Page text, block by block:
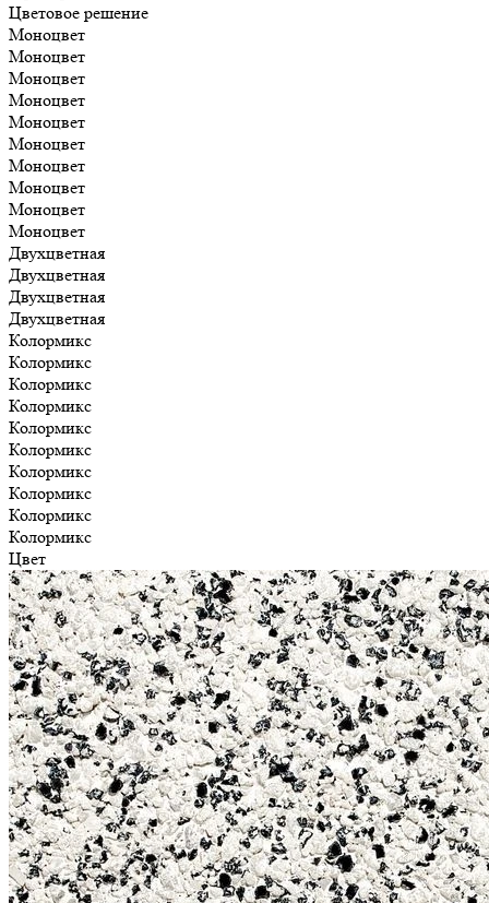
Цветовое решение
Моноцвет
Моноцвет
Моноцвет
Моноцвет
Моноцвет
Моноцвет
Моноцвет
Моноцвет
Моноцвет
Моноцвет
Двухцветная
Двухцветная
Двухцветная
Двухцветная
Колормикс
Колормикс
Колормикс
Колормикс
Колормикс
Колормикс
Колормикс
Колормикс
Колормикс
Колормикс
Цвет